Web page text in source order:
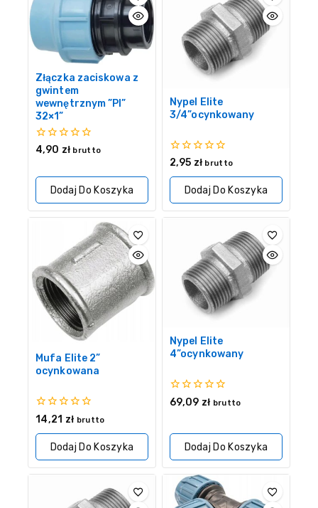
Złączka zaciskowa z
gwintem
wewnętrznym ”PI”
32×1”
0
4,90 zł brutto
Dodaj Do Koszyka
Nypel Elite
3/4”ocynkowany
0
5
2,95 zł brutto
Dodaj Do Koszyka
Mufa Elite 2”
ocynkowana
0
5
14,21 zł brutto
Dodaj Do Koszyka
Nypel Elite
4”ocynkowany
0
69,09 zł brutto
Dodaj Do Koszyka